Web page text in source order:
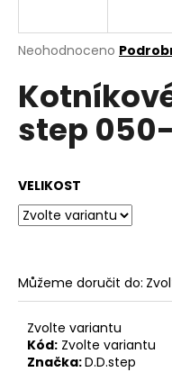
Průměrné
produktu
je
z
Neohodnoceno
step
VELIKOST
Můžeme doručit do:
Zvolte variantu
Kód: Zvolte variantu
Značka:D.D.step
j
t
?
D
o
p
o